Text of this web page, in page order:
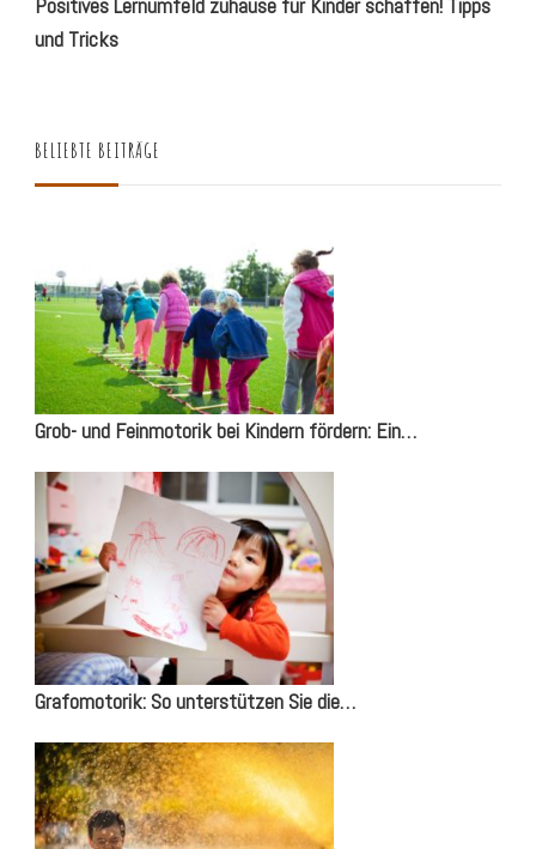
Positives Lernumfeld zuhause für Kinder schaffen! Tipps
und Tricks
BELIEBTE BEITRÄGE
Grob- und Feinmotorik bei Kindern fördern: Ein…
Grafomotorik: So unterstützen Sie die…